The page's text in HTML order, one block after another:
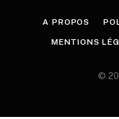
A PROPOS
MENTIONS
©